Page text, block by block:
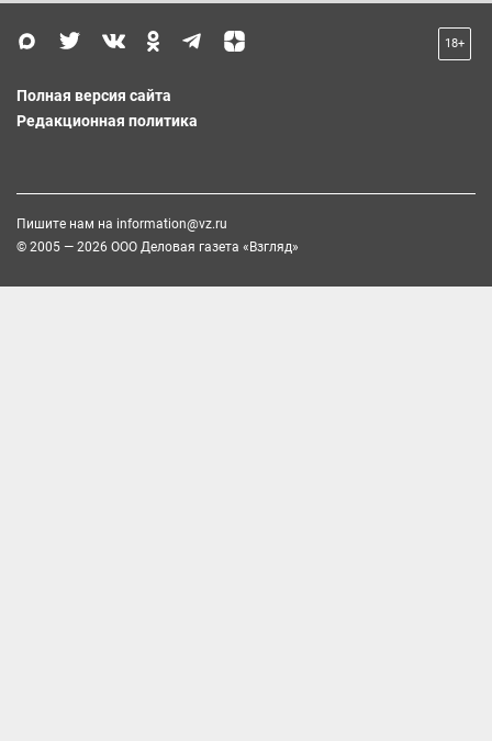
18+
Полная версия сайта
Редакционная политика
Пишите нам на information@vz.ru
© 2005 — 2026 ООО Деловая газета «Взгляд»